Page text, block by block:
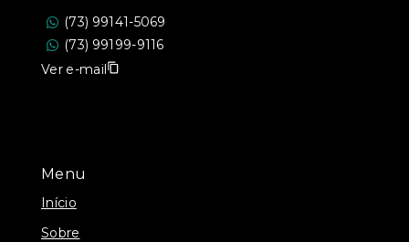
Menu
Início
Sobre
(73) 99141-5069
(73) 99199-9116
Ver e-mail